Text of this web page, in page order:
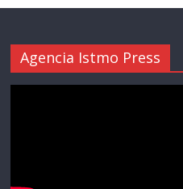
Agencia Istmo Press